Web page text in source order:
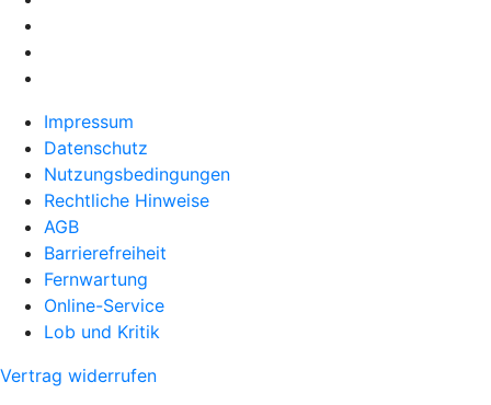
Impressum
Datenschutz
Nutzungsbedingungen
Rechtliche Hinweise
AGB
Barrierefreiheit
Fernwartung
Online-Service
Lob und Kritik
Vertrag widerrufen